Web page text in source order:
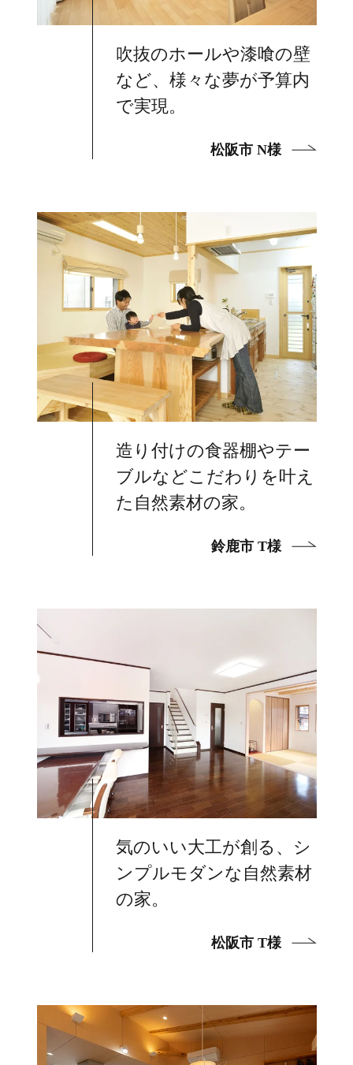
吹抜のホールや漆喰の壁
など、様々な夢が予算内
で実現。
松阪市 N様
造り付けの食器棚やテー
ブルなどこだわりを叶え
た自然素材の家。
鈴鹿市 T様
気のいい大工が創る、シ
ンプルモダンな自然素材
の家。
松阪市 T様